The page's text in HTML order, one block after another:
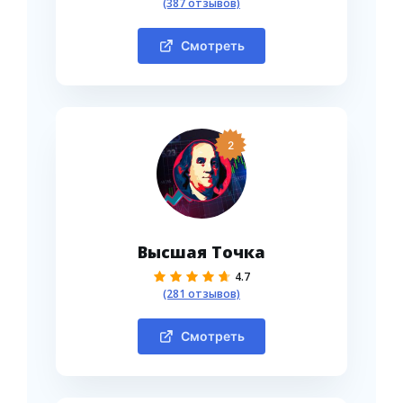
(387 отзывов)
Смотреть
2
Высшая Точка
4.7
(281 отзывов)
Смотреть